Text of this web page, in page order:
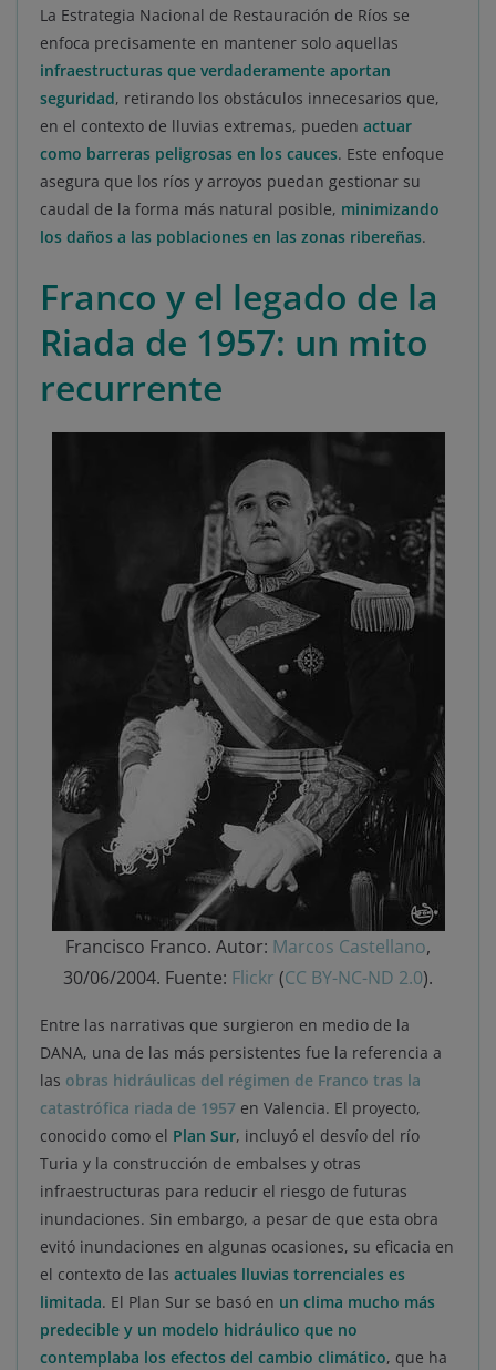
La Estrategia Nacional de Restauración de Ríos se
enfoca precisamente en mantener solo aquellas
infraestructuras que verdaderamente aportan
seguridad, retirando los obstáculos innecesarios que,
en el contexto de lluvias extremas, pueden actuar
como barreras peligrosas en los cauces. Este enfoque
asegura que los ríos y arroyos puedan gestionar su
caudal de la forma más natural posible, minimizando
los daños a las poblaciones en las zonas ribereñas.
Franco y el legado de la
Riada de 1957: un mito
recurrente
Francisco Franco. Autor: Marcos Castellano,
30/06/2004. Fuente: Flickr (CC BY-NC-ND 2.0).
Entre las narrativas que surgieron en medio de la
DANA, una de las más persistentes fue la referencia a
las obras hidráulicas del régimen de Franco tras la
catastrófica riada de 1957 en Valencia. El proyecto,
conocido como el Plan Sur, incluyó el desvío del río
Turia y la construcción de embalses y otras
infraestructuras para reducir el riesgo de futuras
inundaciones. Sin embargo, a pesar de que esta obra
evitó inundaciones en algunas ocasiones, su eficacia en
el contexto de las actuales lluvias torrenciales es
limitada. El Plan Sur se basó en un clima mucho más
predecible y un modelo hidráulico que no
contemplaba los efectos del cambio climático, que ha